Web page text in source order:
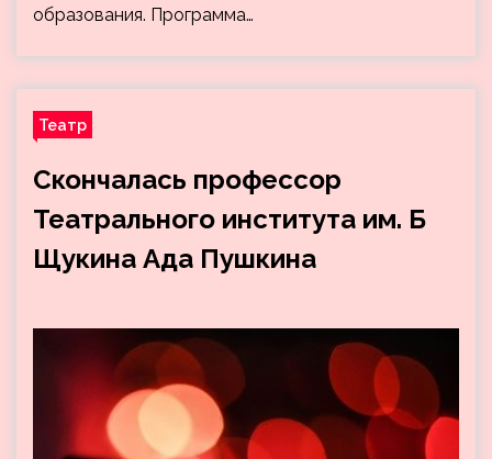
образования. Программа…
Театр
Скончалась профессор
Театрального института им. Б
Щукина Ада Пушкина